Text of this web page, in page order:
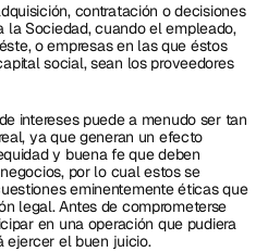
contratación o decisiones
la Sociedad, cuando el empleado,
o empresas en las que éstos
social, sean los proveedores
intereses puede a menudo ser tan
ya que generan un efecto
y buena fe que deben
por lo cual estos se
eminentemente éticas que
legal. Antes de comprometerse
en una operación que pudiera
ejercer el buen juicio.